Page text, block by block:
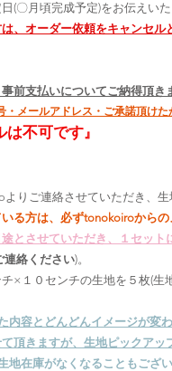
(〇月頃完成予定)をお伝えい
、オーダー依頼をキャンセ
前支払いについてご納得頂
・メールアドレス・ご承諾頂けた
は不可です』
りご連絡させていただき、
る方は、必ずtonokoiroから
とさせていただき、１セッ
連絡ください)。
×１０センチの生地を５枚(
内容とどんどんイメージが
頂きますが、生地ピックア
地在庫がなくなることもござ